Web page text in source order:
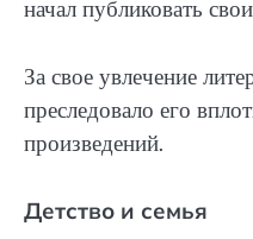
начал публиковать
За свое увлечение
преследовало его
произведений.
Детство и семья